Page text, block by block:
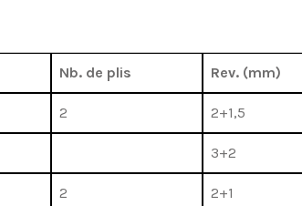
Nb. de plis Rev. (mm)
2 2+1,5
3+2
2 2+1